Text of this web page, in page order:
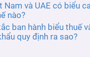
LÀM
Nam và UAE có biểu
nào?
ban hành biểu thuế
quy định ra sao?